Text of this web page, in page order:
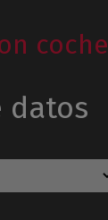
coche
datos